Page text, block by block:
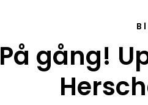
På gång!